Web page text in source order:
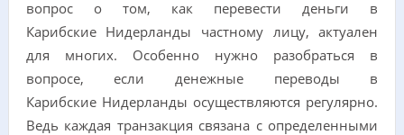
вопрос о том, как перевести деньги в
Карибские Нидерланды частному лицу, актуален
для многих. Особенно нужно разобраться в
вопросе, если денежные переводы в
Карибские Нидерланды осуществляются регулярно.
Ведь каждая транзакция связана с определенными